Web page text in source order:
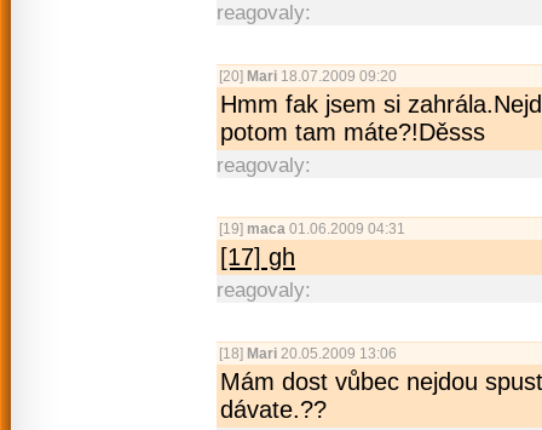
reagovaly:
[20] Mari 18.07.2009 09:20
Hmm fak jsem si
potom tam máte?!Děsss
reagovaly:
[19] maca 01.06.2009 04:31
[17] gh
reagovaly:
[18] Mari 20.05.2009 13:06
Mám dost vůbec nejdou
dávate.??